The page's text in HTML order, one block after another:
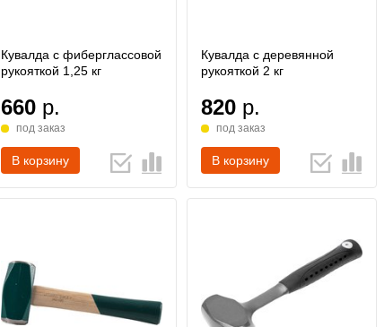
Кувалда с фиберглассовой
рукояткой 1,25 кг
660 р.
под заказ
В корзину
Кувалда с деревянной
рукояткой 2 кг
820 р.
под заказ
В корзину